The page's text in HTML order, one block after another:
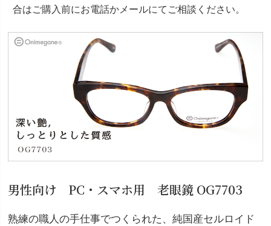
合はご購入前にお電話かメールにてご相談ください。
男性向け PC・スマホ用 老眼鏡 OG7703
熟練の職人の手仕事でつくられた、純国産セルロイド